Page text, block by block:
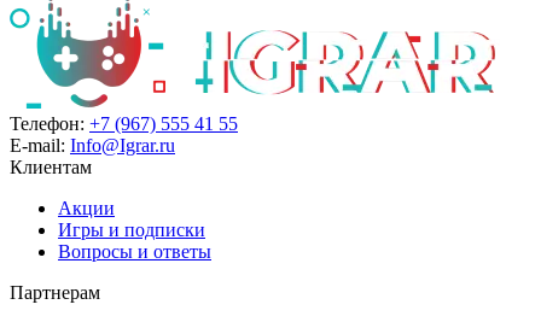
Телефон: +7 (967) 555 41 55
E-mail: Info@Igrar.ru
Клиентам
Акции
Игры и подписки
Вопросы и ответы
Партнерам